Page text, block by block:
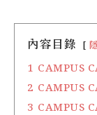
內容目錄
1 CAMPUS
2 CAMPUS
3 CAMPUS